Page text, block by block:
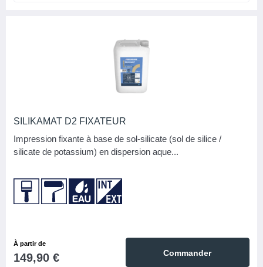
SILIKAMAT D2 FIXATEUR
Impression fixante à base de sol-silicate (sol de silice /
silicate de potassium) en dispersion aque...
À partir de
149,90 € Commander